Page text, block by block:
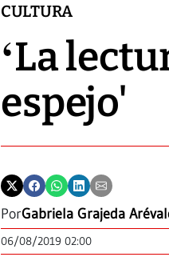
CULTURA
‘La
espejo'
PorGabriela Grajeda
06/08/2019 02:00